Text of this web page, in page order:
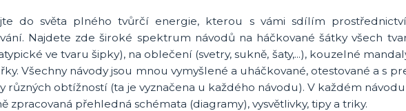
do světa plného tvůrčí energie, kterou s vámi sdílím
Najdete zde široké spektrum návodů na háčkované šátky všech
ve tvaru šipky), na oblečení (svetry, sukně, šaty,...), kouzelné
Všechny návody jsou mnou vymyšlené a uháčkované, otestované a s
různých obtížností (ta je vyznačena u každého návodu). V každém
zpracovaná přehledná schémata (diagramy), vysvětlivky, tipy a triky.